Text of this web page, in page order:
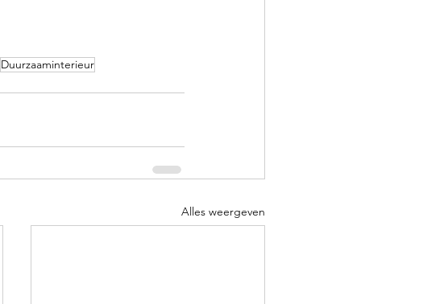
Duurzaaminterieur
Alles weergeven